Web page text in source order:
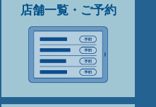
店舗一覧・ご予約